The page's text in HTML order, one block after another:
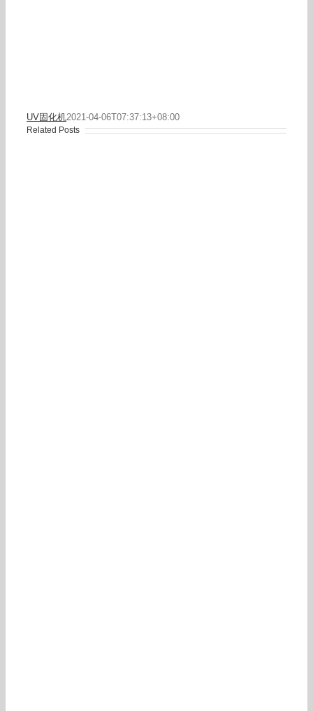
UV固化机2021-04-06T07:37:13+08:00
Related Posts